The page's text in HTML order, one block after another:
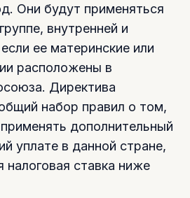
Они будут применяться
внутренней и
ее материнские или
расположены в
Директива
набор правил о том,
дополнительный
уплате в данной стране,
налоговая ставка ниже